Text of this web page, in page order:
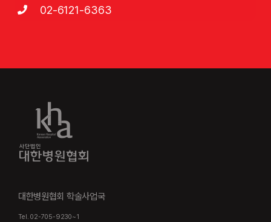
02-6121-6363
대한병원협회 학술사업국
Tel. 02-705-9230~1